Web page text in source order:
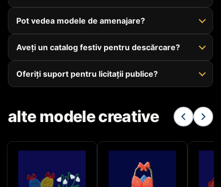
Pot vedea modele de amenajare?
Aveți un catalog festiv pentru descărcare?
Oferiți suport pentru licitații publice?
alte modele creative